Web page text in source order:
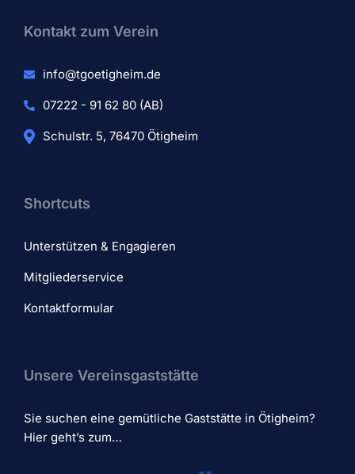
Kontakt zum Verein​
info@tgoetigheim.de
07222 - 91 62 80 (AB)
Schulstr. 5, 76470 Ötigheim
Shortcuts
Unterstützen & Engagieren
Mitgliederservice
Kontaktformular
Unsere Vereinsgaststätte
Sie suchen eine gemütliche Gaststätte in Ötigheim?
Hier geht’s zum…